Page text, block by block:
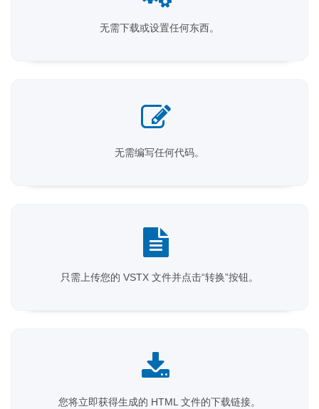
无需下载或设置任何东西。
无需编写任何代码。
只需上传您的 VSTX 文件并点击“转换”按钮。
您将立即获得生成的 HTML 文件的下载链接。